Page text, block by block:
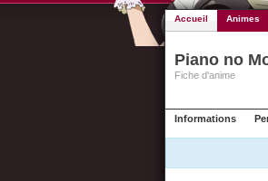
Accueil Animes
Piano no
Fiche d'anime
Informations